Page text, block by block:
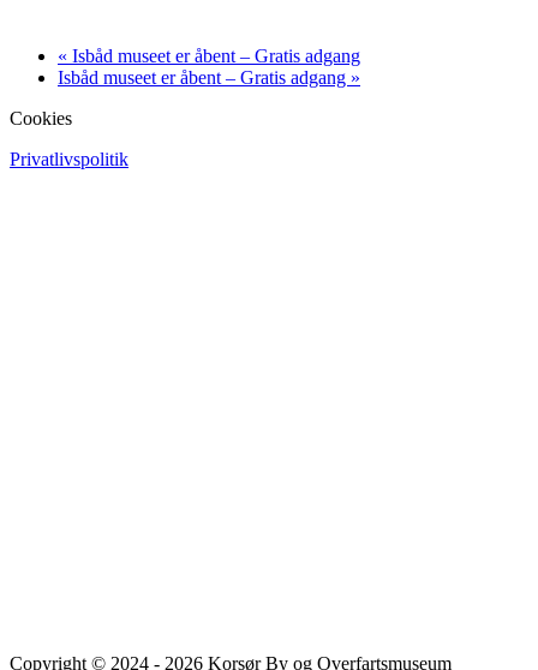
« Isbåd museet er åbent – Gratis adgang
Isbåd museet er åbent – Gratis adgang »
Cookies
Privatlivspolitik
Copyright © 2024 - 2026 Korsør By og Overfartsmuseum